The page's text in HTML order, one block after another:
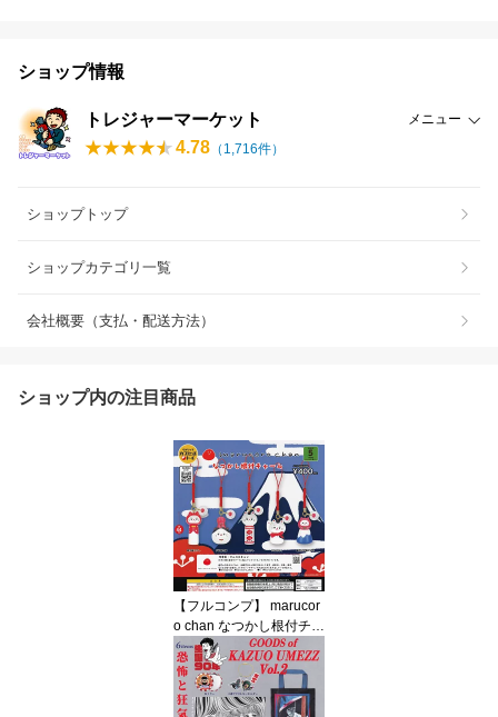
ショップ情報
トレジャーマーケット メニュー
4.78 （ 1,716件）
ショップトップ
ショップカテゴリ一覧
会社概要（支払・配送方法）
ショップ内の注目商品
【フルコンプ】 marucor
o chan なつかし根付チャ
ーム 【全5種セット】 ベ
ネリック マルコロチャン
動物 猫グッズ フィギュ
ア ガチャガチャ カプセ